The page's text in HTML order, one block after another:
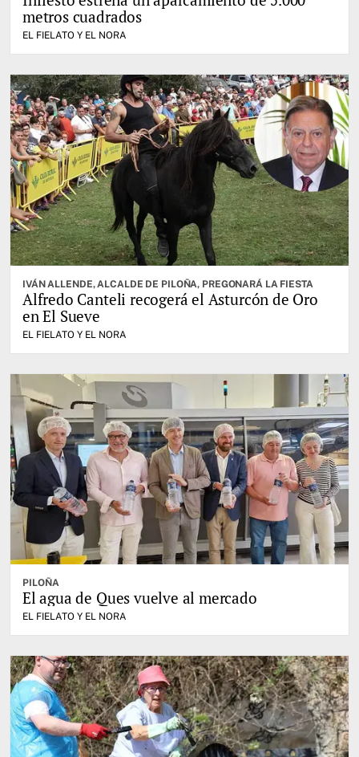
metros cuadrados
EL FIELATO Y EL NORA
IVÁN ALLENDE, ALCALDE DE PILOÑA, PREGONARÁ LA FIESTA
Alfredo Canteli recogerá el Asturcón de Oro
en El Sueve
EL FIELATO Y EL NORA
PILOÑA
El agua de Ques vuelve al mercado
EL FIELATO Y EL NORA